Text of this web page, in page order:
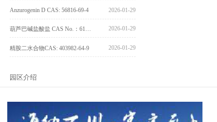
Anzurogenin D CAS: 56816-69-4 2026-01-29
2026-01-29
精胺二水合物CAS: 403982-64-9 2026-01-29
园区介绍